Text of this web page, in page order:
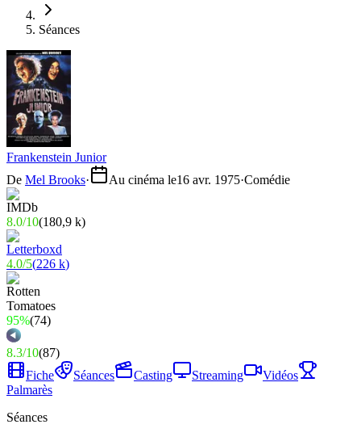
Séances
Frankenstein Junior
De Mel Brooks· Au cinéma le16 avr. 1975·Comédie
8.0/10(180,9 k)
4.0/5(226 k)
95%(74)
8.3/10(87)
Fiche
Séances Casting Streaming
Vidéos
Palmarès
Séances